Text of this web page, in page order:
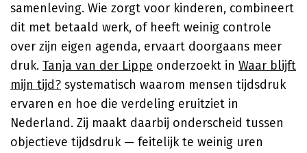
samenleving. Wie zorgt voor kinderen, combineert
dit met betaald werk, of heeft weinig controle
over zijn eigen agenda, ervaart doorgaans meer
druk. Tanja van der Lippe onderzoekt in Waar blijft
mijn tijd? systematisch waarom mensen tijdsdruk
ervaren en hoe die verdeling eruitziet in
Nederland. Zij maakt daarbij onderscheid tussen
objectieve tijdsdruk — feitelijk te weinig uren